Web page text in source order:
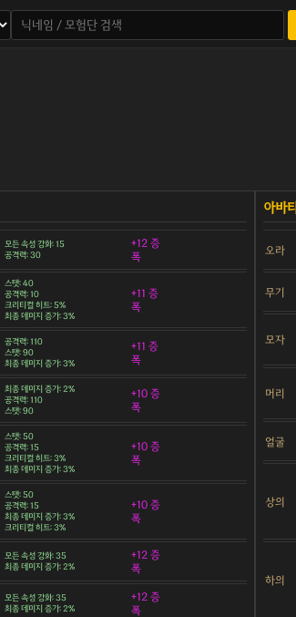
모든 속성 강화: 15
공격력: 30
+12 증
폭
스탯: 40
공격력: 10
크리티컬 히트: 5%
최종 데미지 증가: 3%
+11 증
폭
공격력: 110
스탯: 90
최종 데미지 증가: 3%
+11 증
폭
최종 데미지 증가: 2%
공격력: 110
스탯: 90
+10 증
폭
스탯: 50
공격력: 15
크리티컬 히트: 3%
최종 데미지 증가: 3%
+10 증
폭
스탯: 50
공격력: 15
최종 데미지 증가: 3%
크리티컬 히트: 3%
+10 증
폭
모든 속성 강화: 35
최종 데미지 증가: 2%
+12 증
폭
모든 속성 강화: 35
최종 데미지 증가: 2%
+12 증
폭
오라
무기
모자
머리
얼굴
상의
하의